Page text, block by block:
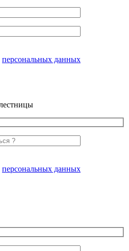
персональных данных
персональных данных